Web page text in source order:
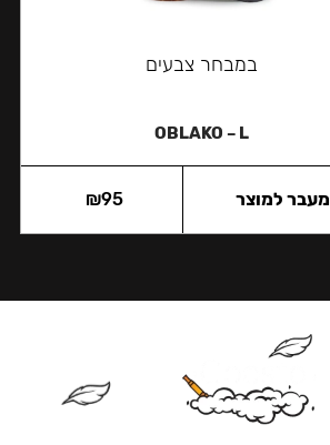
במבחר צבעים
OBLAKO – L
₪95 מעבר למוצר